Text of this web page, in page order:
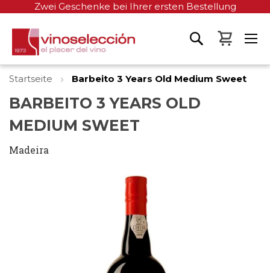
Zwei Geschenke bei Ihrer ersten Bestellung
Mein
Startseite Barbeito 3 Years Old Medium Sweet
BARBEITO 3 YEARS OLD
MEDIUM SWEET
Madeira